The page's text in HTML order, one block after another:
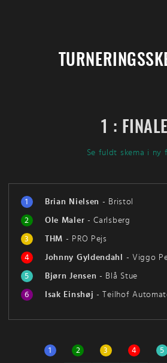
1 : FINALE
Se fuldt skema i ny
1 Brian Nielsen - Bristol
2
Ole Maler -Carlsberg
3
THM - PRO Pejs
4
Johnny Gyldendahl -Viggo
5
Bjørn Jensen - Blå Stue
6
Isak Einshøj -Teilhof
1 2 3 4 5